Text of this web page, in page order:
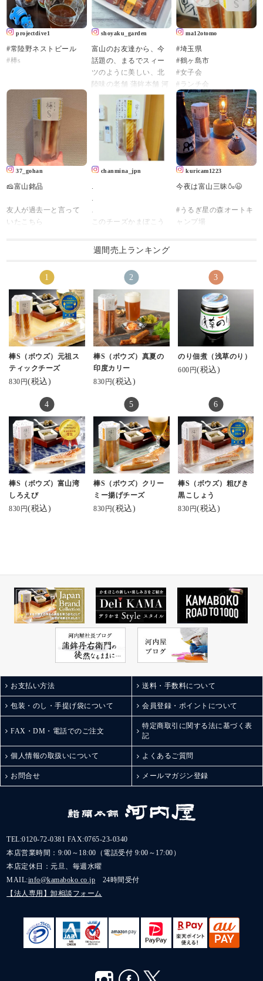
projectdive1
#常陸野ネストビール
#棒s
shoyaku_garden
富山のお友達から、今
話題の、まるでスィー
ツのように美しい、北
陸味の老舗 蒲鉾本舗 河
内屋さんの
秋季限定創作かまぼこ
詰め合わせ 【秋の実
り】
をいただきました😊
開けた瞬間、あまりの
ｰｰｰｯ♡っと叫んだくら
い😍
宝石箱みたい💎✦‧.｡.:
お味も勿論、これまで
に数々の受賞をされて
いるのでお墨付きです(*
秋の実りと味覚を堪能
させていただきます〜
ありがとうございます
🥰
#蒲鉾本舗河内屋 #棒s #
棒s元祖スティックチー
ズ #美しい蒲鉾 sati7.ko
いくらい美味しい
ma12otomo
#埼玉県
#鶴ヶ島市
#女子会
#ランチ会
#洋風レストラン
#balena
#バレーナ
#さつまいものスープ
#デミグラスソースハン
バーグ
#帰省で
#美味しかったもの
#家庭の味
#リクエスト
#おばんざい
#美味しすぎた
#懐かしい味
#源ますのすし
#ますのすし
#わらび餅
#わらび大福
#和菓子
#和菓子好き
#みなさん
#ありがとう ♡♡
37_gohan
🧀富山銘品
友人が過去一と言って
いたこちら
#元祖スティックチーズ
#富山
chanmina_jpn
.
.
.
このチーズかまぼこう
こればっか食べてる( ˙༥˙
まじでおすすめ😋💚
河内屋の「棒S(ボウ
ズ)」✨
元祖スティックチーズ
🧀
(チーズかまぼこです)
北陸のお土産ロングセ
みんなも食べてみてね
通販でもあるみたい🙈
ありがたや〜(ﾉ_ _)ﾉ
👜マークから覗いてみ
てね☺️
↓↓↓ここからサイト見れ
るよ❣️
https://www.kamaboko.c
まぼこ
kuricam1223
今夜は富山三昧🍶😉
#うるぎ星の森オートキ
ャンプ場
#立山のぐい呑
#ソロキャンプ
#キャンプ
#コンパクトキャンプ
#ミニマムキャンプ
#ソロキャンプ飯
#キャンプ好きな人と繋
週間売上ランキング
棒S（ボウズ）元祖ス
ティックチーズ
830円(税込)
棒S（ボウズ）真夏の
印度カリー
830円(税込)
のり佃煮（浅草のり）
600円(税込)
棒S（ボウズ）富山湾
しろえび
830円(税込)
棒S（ボウズ）クリー
ミー揚げチーズ
830円(税込)
棒S（ボウズ）粗びき
黒こしょう
830円(税込)
お支払い方法 送料・手数料について
包装・のし・手提げ袋について 会員登録・ポイントについて
FAX・DM・電話でのご注文
特定商取引に関する法に基づく表
記
個人情報の取扱いについて よくあるご質問
お問合せ メールマガジン登録
TEL:0120-72-0381 FAX:0765-23-0340
本店営業時間：9:00～18:00（電話受付 9:00～17:00）
本店定休日：元旦、毎週水曜
MAIL:info@kamaboko.co.jp 24時間受付
【法人専用】卸相談フォーム